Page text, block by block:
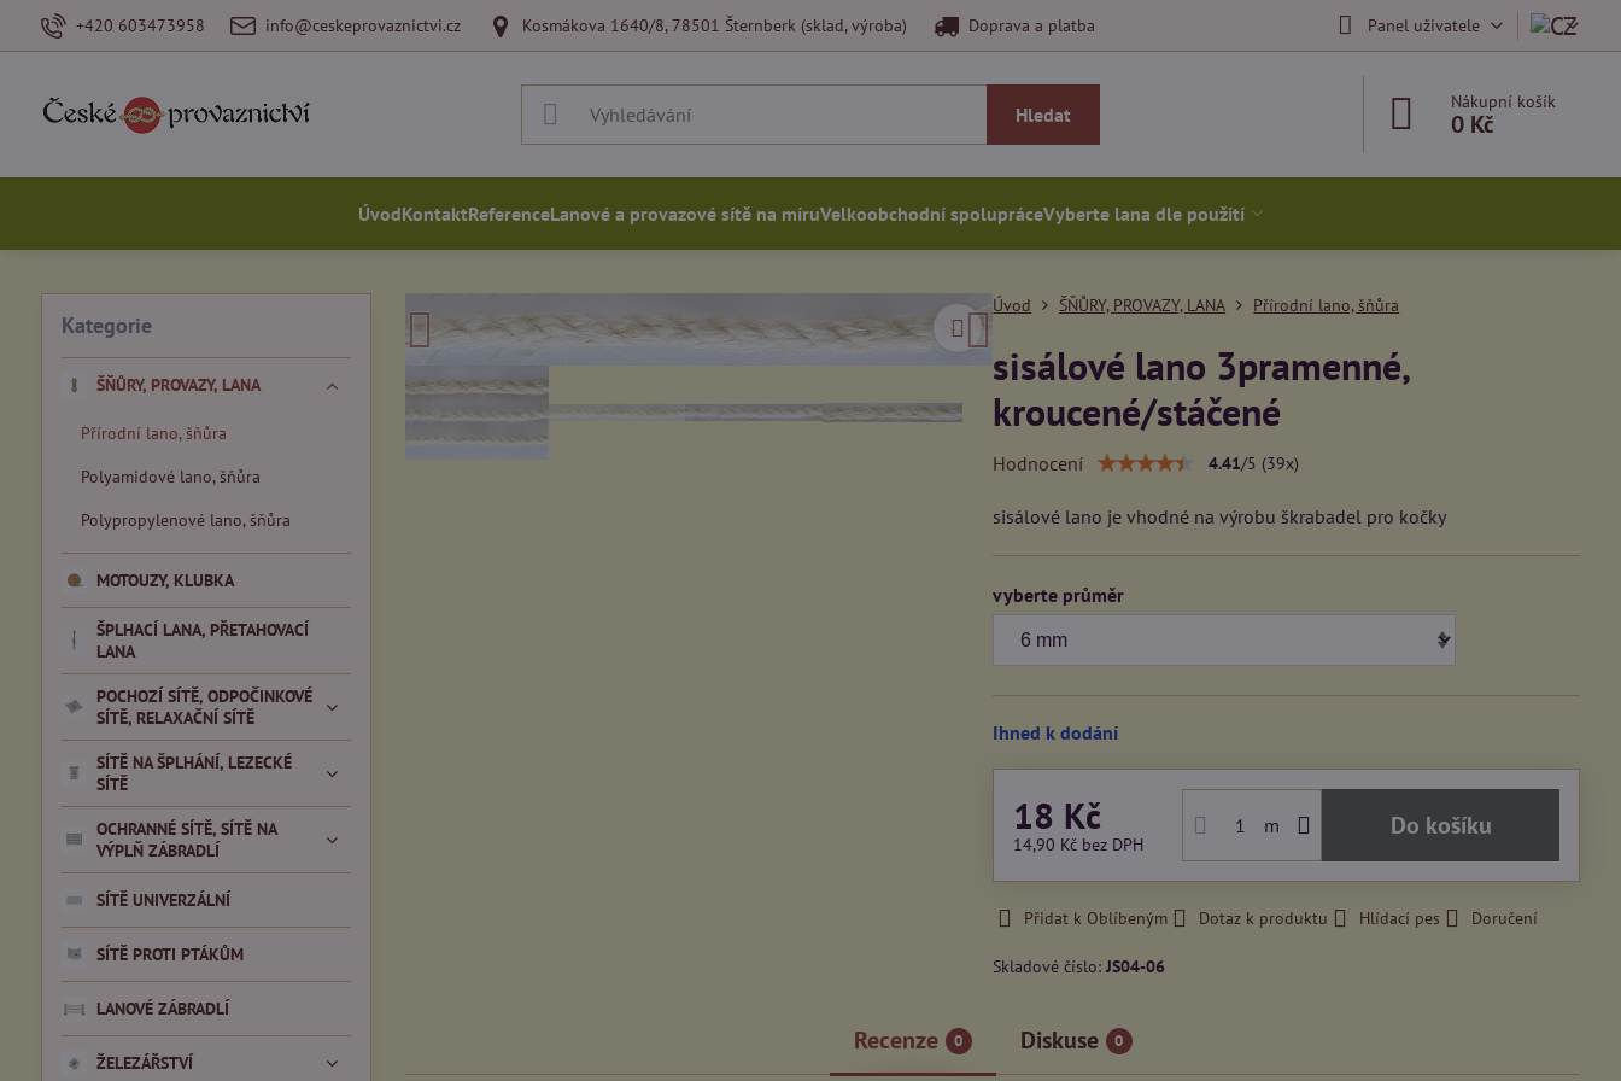
+420 603473958 info@ceskeprovaznictvi.cz Kosmákova 1640/8, 78501 Šternberk (sklad, výroba) Doprava a platba Panel uživatele
Hledat
Nákupní košík
0 Kč
ÚvodKontaktReferenceLanové a provazové sítě na míruVelkoobchodní spolupráceVyberte lana dle použití
Úvod ŠŇŮRY, PROVAZY, LANA Přírodní lano, šňůra
sisálové lano 3pramenné,
kroucené/stáčené
Hodnocení 4.41/5 (39x)
sisálové lano je vhodné na výrobu škrabadel pro kočky
vyberte průměr
Ihned k dodání
18 Kč
14,90 Kč bez DPH
m Do košíku
Přidat k Oblíbeným Dotaz k produktu Hlídací pes Doručení
Skladové číslo:JS04-06
Recenze 0 Diskuse 0
Kategorie
ŠŇŮRY, PROVAZY, LANA
Přírodní lano, šňůra
Polyamidové lano, šňůra
Polypropylenové lano, šňůra
MOTOUZY, KLUBKA
ŠPLHACÍ LANA, PŘETAHOVACÍ
LANA
POCHOZÍ SÍTĚ, ODPOČINKOVÉ
SÍTĚ, RELAXAČNÍ SÍTĚ
SÍTĚ NA ŠPLHÁNÍ, LEZECKÉ
SÍTĚ
OCHRANNÉ SÍTĚ, SÍTĚ NA
VÝPLŇ ZÁBRADLÍ
SÍTĚ UNIVERZÁLNÍ
SÍTĚ PROTI PTÁKŮM
LANOVÉ ZÁBRADLÍ
ŽELEZÁŘSTVÍ